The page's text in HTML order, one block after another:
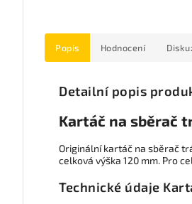
Popis Hodnocení
Detailní popis
Kartáč na sběrač
Originální kartáč na sběrač
celková výška 120 mm. Pro
Technické údaje